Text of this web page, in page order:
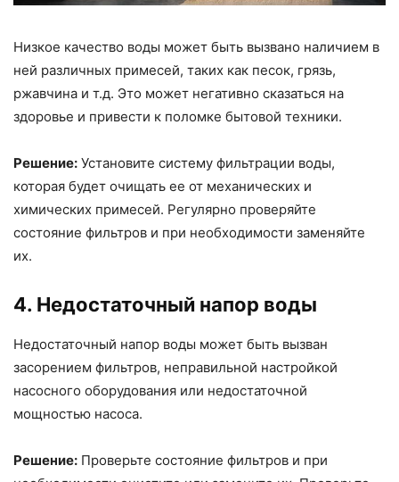
Низкое качество воды может быть вызвано наличием в
ней различных примесей, таких как песок, грязь,
ржавчина и т.д. Это может негативно сказаться на
здоровье и привести к поломке бытовой техники.
Решение: Установите систему фильтрации воды,
которая будет очищать ее от механических и
химических примесей. Регулярно проверяйте
состояние фильтров и при необходимости заменяйте
их.
4. Недостаточный напор воды
Недостаточный напор воды может быть вызван
засорением фильтров, неправильной настройкой
насосного оборудования или недостаточной
мощностью насоса.
Решение: Проверьте состояние фильтров и при